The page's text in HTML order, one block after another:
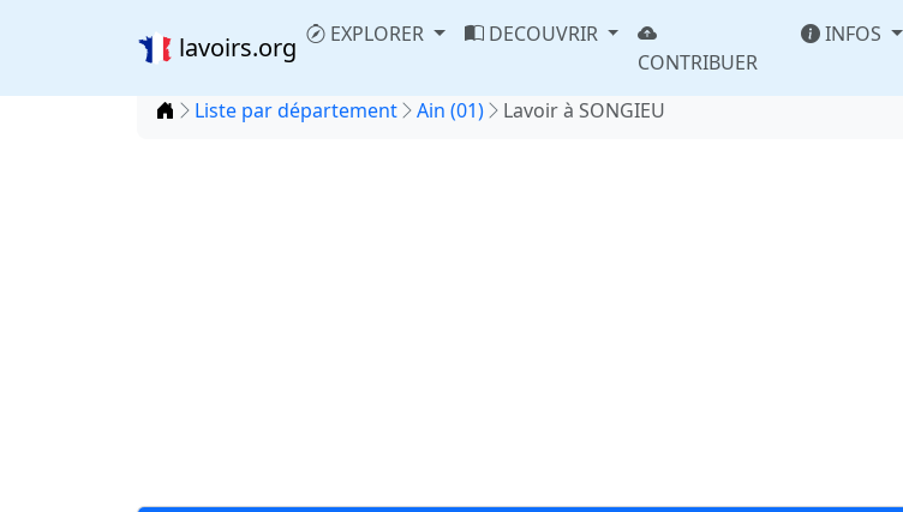
lavoirs.org EXPLORER
DECOUVRIR
CONTRIBUER
INFOS
Accueil
Liste par département Ain (01) Lavoir à SONGIEU